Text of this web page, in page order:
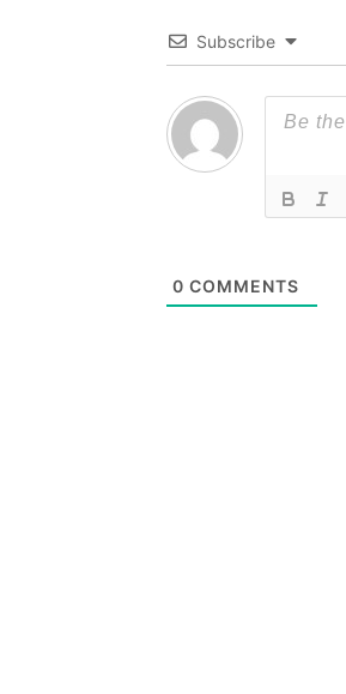
Subscribe
0 COMMENTS